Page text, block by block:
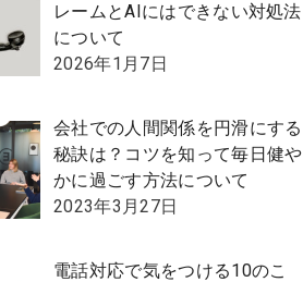
レームとAIにはできない対処法
について
2026年1月7日
会社での人間関係を円滑にする
秘訣は？コツを知って毎日健や
かに過ごす方法について
2023年3月27日
電話対応で気をつける10のこ